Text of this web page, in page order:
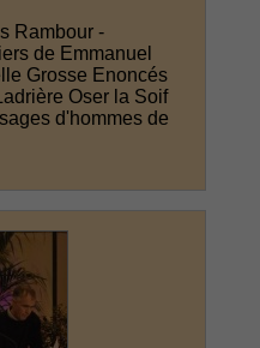
Rambour -
de Emmanuel
Grosse Enoncés
Oser la Soif
d'hommes de